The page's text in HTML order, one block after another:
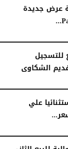
عرض جديدة
للتسجيل
الشكاوى
علي